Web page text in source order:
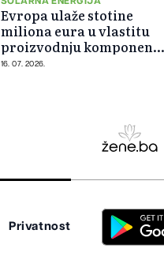
Evropa ulaže stotine
miliona eura u vlastitu
proizvodnju komponenti
za solarne panele
16. 07. 2026.
Privatnost